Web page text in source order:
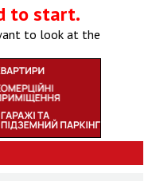
to start.
to look at the